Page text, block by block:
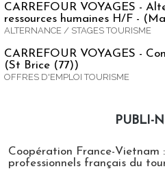
CARREFOUR VOYAGES -
ressources humaines H/F -
ALTERNANCE / STAGES TOURISME
CARREFOUR VOYAGES -
(St Brice (77))
OFFRES D'EMPLOI TOURISME
PUBLI-
Coopération France-Vietnam
professionnels français du